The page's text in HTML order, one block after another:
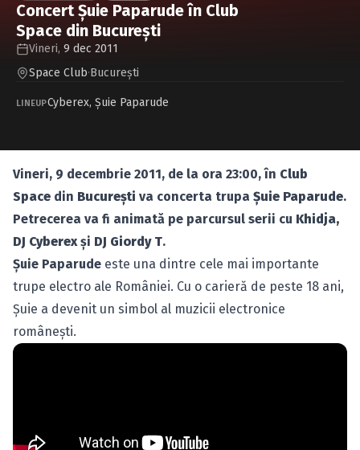
Concert Şuie Paparude în Club
Space din Bucureşti
Vineri, 9 dec 2011
Space Club·Bucureşti
LINEUPCyberex, Şuie Paparude
Vineri, 9 decembrie 2011, de la ora 23:00, în Club
Space din Bucureşti va concerta trupa Şuie Paparude.
Petrecerea va fi animată pe parcursul serii cu Khidja,
DJ Cyberexşi DJ Giordy T.
Şuie Paparude este una dintre cele mai importante
trupe electro ale României. Cu o carieră de peste 18 ani,
Şuie a devenit un simbol al muzicii electronice
româneşti.